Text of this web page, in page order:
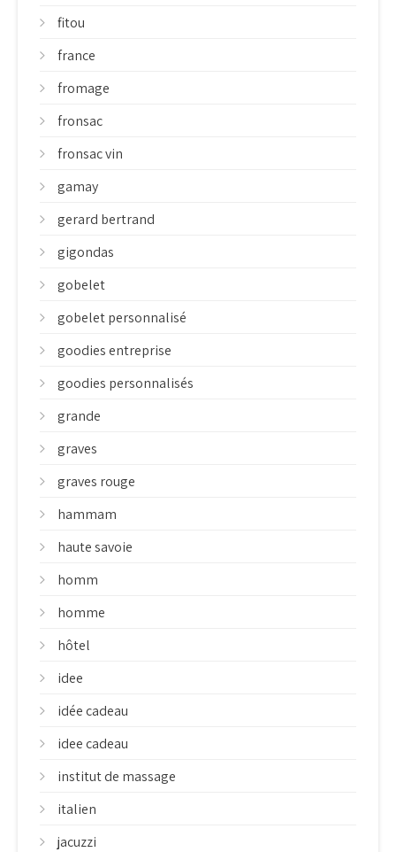
fitou
france
fromage
fronsac
fronsac vin
gamay
gerard bertrand
gigondas
gobelet
gobelet personnalisé
goodies entreprise
goodies personnalisés
grande
graves
graves rouge
hammam
haute savoie
homm
homme
hôtel
idee
idée cadeau
idee cadeau
institut de massage
italien
jacuzzi